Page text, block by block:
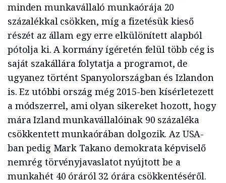
minden munkavállaló munkaórája 20
százalékkal csökken, míg a fizetésük kieső
részét az állam egy erre elkülönített alapból
pótolja ki. A kormány ígéretén felül több cég is
saját szakállára folytatja a programot, de
ugyanez történt Spanyolországban és Izlandon
is. Ez utóbbi ország még 2015-ben kísérletezett
a módszerrel, ami olyan sikereket hozott, hogy
mára Izland munkavállalóinak 90 százaléka
csökkentett munkaórában dolgozik. Az USA-
ban pedig Mark Takano demokrata képviselő
nemrég törvényjavaslatot nyújtott be a
munkahét 40 óráról 32 órára csökkentéséről.